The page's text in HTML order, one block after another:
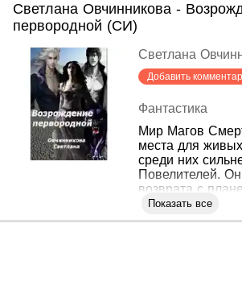
Светлана Овчинникова -
первородной (СИ)
Светлана
Добавить
Фантастика
Мир Магов
места для
среди них
Повелителей. Он
возврата с
но пророчество
гарантировали
Показать все